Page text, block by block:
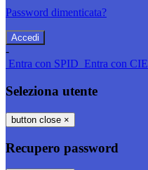
Password dimenticata?
-
Entra con SPID Entra con CIE
Seleziona utente
button close ×
Recupero password